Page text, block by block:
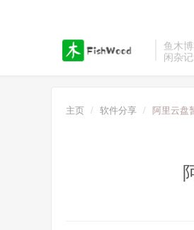
鱼木
闲杂记
主页 软件分享 阿里云盘